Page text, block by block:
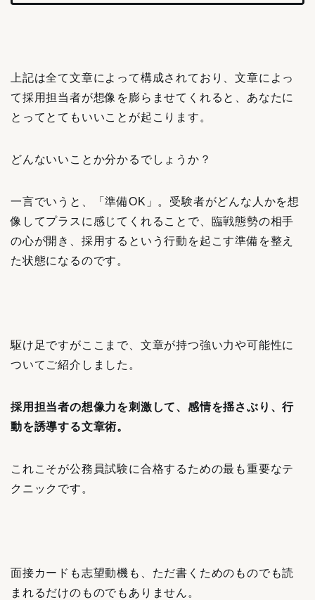
上記は全て文章によって構成されており、文章によっ
て採用担当者が想像を膨らませてくれると、あなたに
とってとてもいいことが起こります。
どんないいことか分かるでしょうか？
一言でいうと、「準備OK」。受験者がどんな人かを想
像してプラスに感じてくれることで、臨戦態勢の相手
の心が開き、採用するという行動を起こす準備を整え
た状態になるのです。
駆け足ですがここまで、文章が持つ強い力や可能性に
ついてご紹介しました。
採用担当者の想像力を刺激して、感情を揺さぶり、行
動を誘導する文章術。
これこそが公務員試験に合格するための最も重要なテ
クニックです。
面接カードも志望動機も、ただ書くためのものでも読
まれるだけのものでもありません。